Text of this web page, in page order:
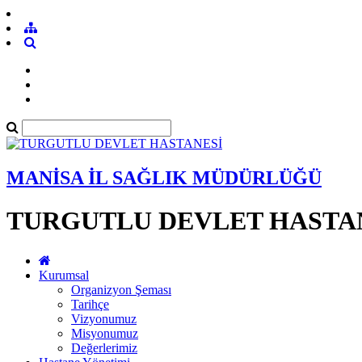
MANİSA İL SAĞLIK MÜDÜRLÜĞÜ
TURGUTLU DEVLET
Kurumsal
Organizyon Şeması
Tarihçe
Vizyonumuz
Misyonumuz
Değerlerimiz